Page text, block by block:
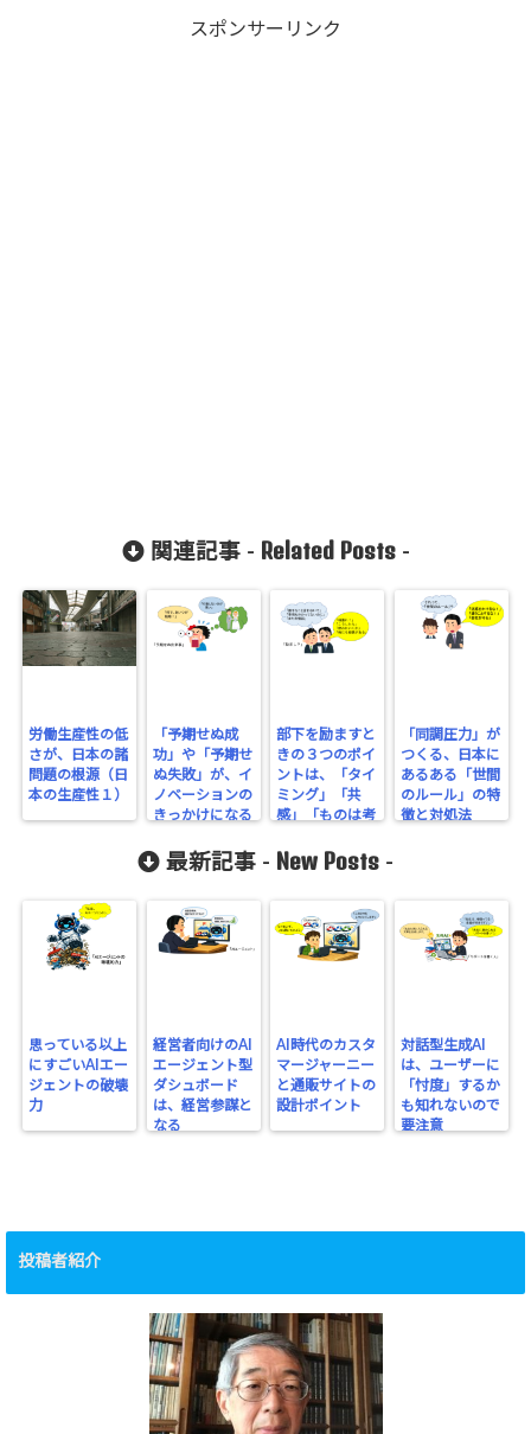
スポンサーリンク
関連記事 - Related Posts-
労働生産性の低
さが、日本の諸
問題の根源（日
本の生産性１）
「予期せぬ成
功」や「予期せ
ぬ失敗」が、イ
ノベーションの
きっかけになる
部下を励ますと
きの３つのポイ
ントは、「タイ
ミング」「共
感」「ものは考
「同調圧力」が
つくる、日本に
あるある「世間
のルール」の特
徴と対処法
最新記事 - New Posts -
思っている以上
にすごいAIエー
ジェントの破壊
力
経営者向けのAI
エージェント型
ダシュボード
は、経営参謀と
なる
AI時代のカスタ
マージャーニー
と通販サイトの
設計ポイント
対話型生成AI
は、ユーザーに
「忖度」するか
も知れないので
要注意
投稿者紹介